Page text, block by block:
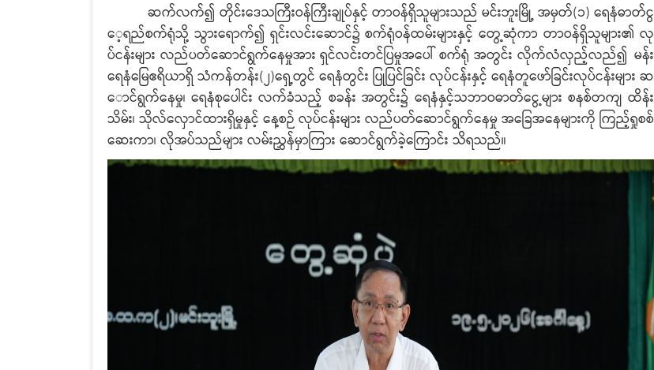
ဆက်လက်၍ တိုင်းဒေသကြီးဝန်ကြီးချုပ်နှင့် တာဝန်ရှိသူများသည် မင်းဘူးမြို့ အမှတ်(၁) ရေနံဓာတ်ငွ
ေ့ရည်စက်ရုံသို့ သွားရောက်၍ ရှင်းလင်းဆောင်၌ စက်ရုံဝန်ထမ်းများနှင့် တွေ့ဆုံကာ တာဝန်ရှိသူများ၏ လု
ပ်ငန်းများ လည်ပတ်ဆောင်ရွက်နေမှုအား ရှင်လင်းတင်ပြမှုအပေါ် စက်ရုံ အတွင်း လိုက်လံလှည့်လည်၍ မန်း
ရေနံမြေဧရိယာရှိ သံကန်တန်း(၂)ရှေ့တွင် ရေနံတွင်း ပြုပြင်ခြင်း လုပ်ငန်းနှင့် ရေနံတူဖော်ခြင်းလုပ်ငန်းများ ဆ
ောင်ရွက်နေမှု၊ ရေနံစုပေါင်း လက်ခံသည့် စခန်း အတွင်း၌ ရေနံနှင့်သဘာဝဓာတ်ငွေ့များ စနစ်တကျ ထိန်း
သိမ်း၊ သိုလ်လှောင်ထားရှိမှုနှင့် နေ့စဉ် လုပ်ငန်းများ လည်ပတ်ဆောင်ရွက်နေမှု အခြေအနေများကို ကြည့်ရှုစစ်
ဆေးကာ၊ လိုအပ်သည်များ လမ်းညွှန်မှာကြား ဆောင်ရွက်ခဲ့ကြောင်း သိရသည်။